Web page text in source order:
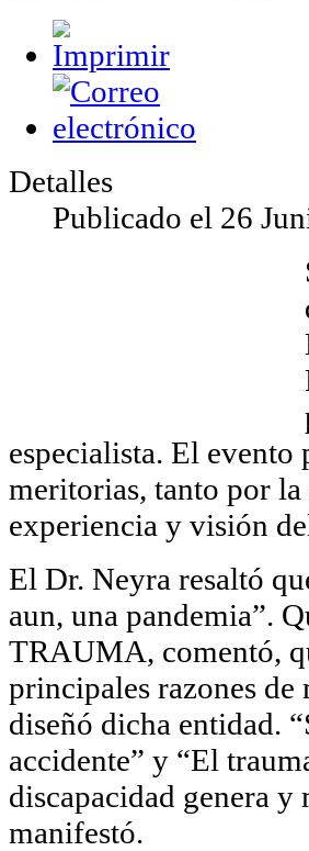
Detalles
Publicado el 26
especialista. El evento
meritorias, tanto por
experiencia y visión
El Dr. Neyra resaltó
aun, una pandemia”.
TRAUMA, comentó,
principales razones de
diseñó dicha entidad.
accidente” y “El
discapacidad genera y
manifestó.